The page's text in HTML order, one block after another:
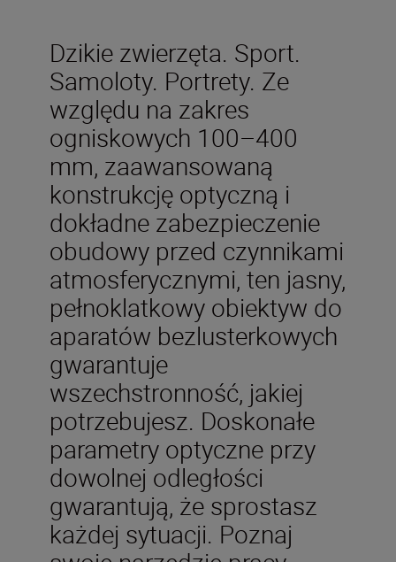
Dzikie zwierzęta. Sport.
Samoloty. Portrety. Ze
względu na zakres
ogniskowych 100–400
mm, zaawansowaną
konstrukcję optyczną i
dokładne zabezpieczenie
obudowy przed czynnikami
atmosferycznymi, ten jasny,
pełnoklatkowy obiektyw do
aparatów bezlusterkowych
gwarantuje
wszechstronność, jakiej
potrzebujesz. Doskonałe
parametry optyczne przy
dowolnej odległości
gwarantują, że sprostasz
każdej sytuacji. Poznaj